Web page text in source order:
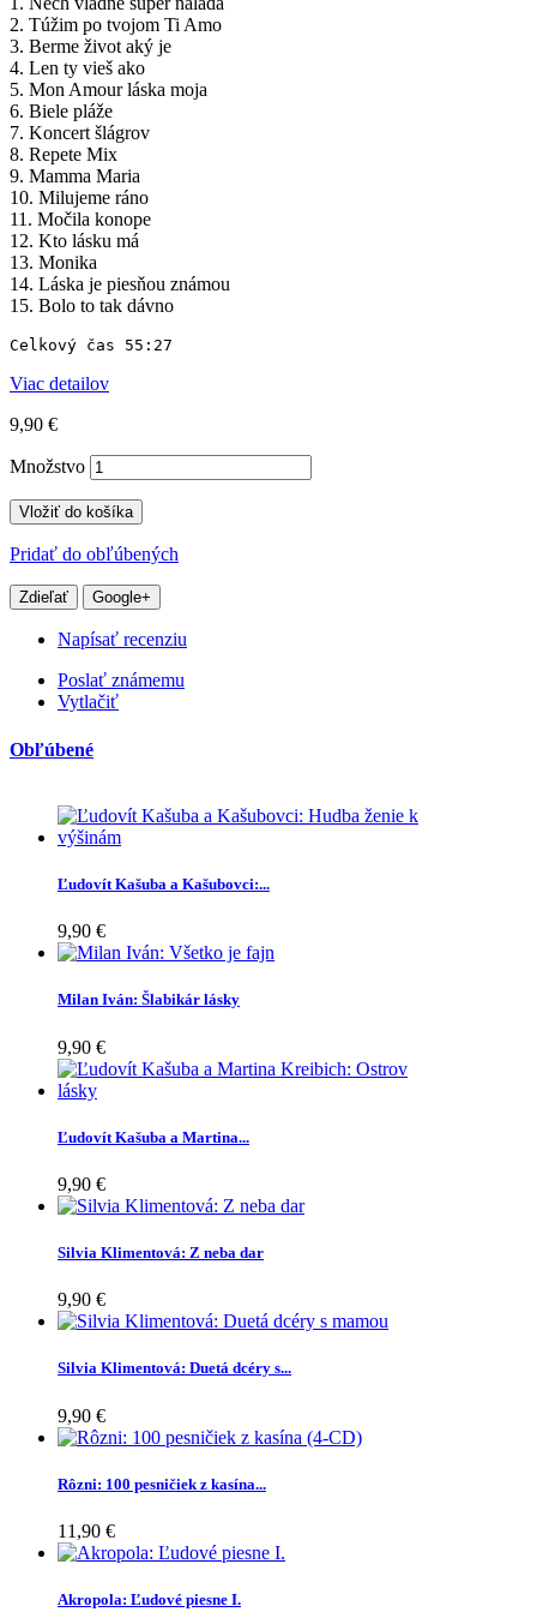
2. Túžim po tvojom Ti Amo
3. Berme život aký je
4. Len ty vieš ako
5. Mon Amour láska moja
6. Biele pláže
7. Koncert šlágrov
8. Repete Mix
9. Mamma Maria
10. Milujeme ráno
11. Močila konope
12. Kto lásku má
13. Monika
14. Láska je piesňou známou
15. Bolo to tak dávno
Celkový čas 55:27
Viac detailov
9,90 €
Množstvo
Vložiť do košíka
Pridať do obľúbených
Zdieľať Google+
Napísať recenziu
Poslať známemu
Vytlačiť
Obľúbené
Ľudovít Kašuba a Kašubovci:...
9,90 €
Milan Iván: Šlabikár lásky
9,90 €
Ľudovít Kašuba a Martina...
9,90 €
Silvia Klimentová: Z neba dar
9,90 €
Silvia Klimentová: Duetá dcéry s...
9,90 €
Rôzni: 100 pesničiek z kasína...
11,90 €
Akropola: Ľudové piesne I.